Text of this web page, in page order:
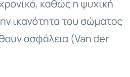
καθώς η ψυχική
ικανότητα του σώματος
ασφάλεια (Van der